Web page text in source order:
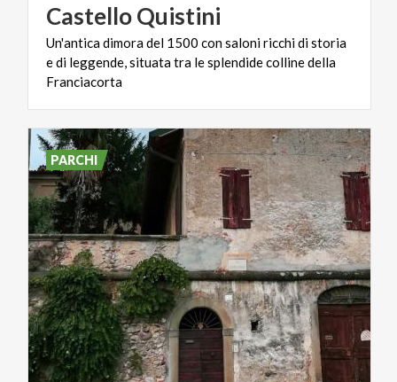
CastelloQuistini
Un'antica dimora del 1500 con saloni ricchi di storia
e di leggende, situata tra le splendide colline della
Franciacorta
PARCHI